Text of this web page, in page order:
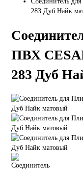
283 Дуб Найк
ПВХ
283 Дуб